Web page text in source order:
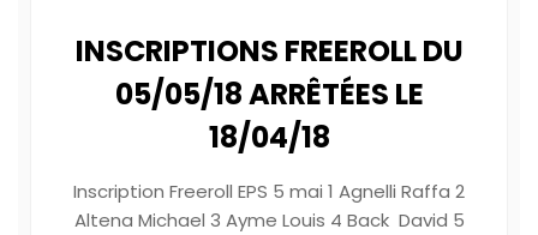
INSCRIPTIONS FREEROLL DU
05/05/18 ARRÊTÉES LE
18/04/18
Inscription Freeroll EPS 5 mai 1 Agnelli Raffa 2
Altena Michael 3 Ayme Louis 4 Back David 5